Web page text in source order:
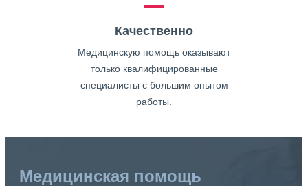
Качественно
Медицинскую помощь оказывают
только квалифицированные
специалисты с большим опытом
работы.
Медицинская помощь